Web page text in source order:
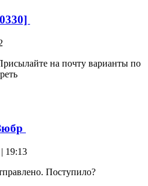
на почту варианты по
19:13
Поступило?